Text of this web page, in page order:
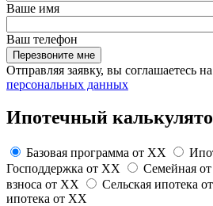
Ваше имя
Ваш телефон
Перезвоните мне
Отправляя заявку, вы соглашаетесь
персональных данных
Ипотечный
Базовая программа от XX
Господдержка от XX Семейная от
взноса от XX Сельская ипотека от
ипотека от XX